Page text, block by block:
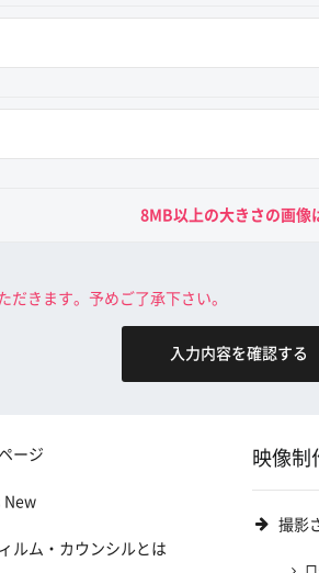
8MB以上の大きさの画像
だきます。予めご了承下さい。
ージ
New
ルム・カウンシルとは
映像制
撮影